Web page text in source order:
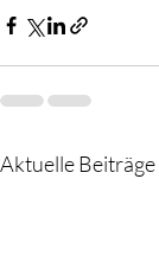
Aktuelle Beiträge